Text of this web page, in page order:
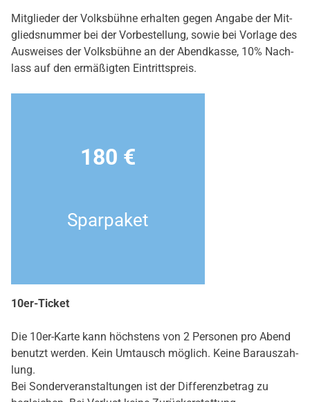
Mit­glie­der der Volks­büh­ne erhal­ten gegen Anga­be der Mit­
glieds­num­mer bei der Vor­be­stel­lung, sowie bei Vor­la­ge des
Aus­wei­ses der Volks­büh­ne an der Abend­kas­se, 10% Nach­
lass auf den ermä­ßig­ten Ein­tritts­preis.
180 €
Spar­pa­ket
10er-Ticket
Die 10er-Kar­te kann höchs­tens von 2 Per­so­nen pro Abend
benutzt wer­den. Kein Umtausch mög­lich. Kei­ne Bar­aus­zah­
lung.
Bei Son­der­ver­an­stal­tun­gen ist der Dif­fe­renz­be­trag zu